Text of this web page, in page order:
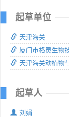
起草单位
天津海关
厦门市格灵生物
天津海关动植物
起草人
刘娟